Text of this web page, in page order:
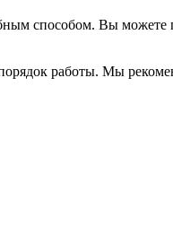
способом. Вы можете
работы. Мы